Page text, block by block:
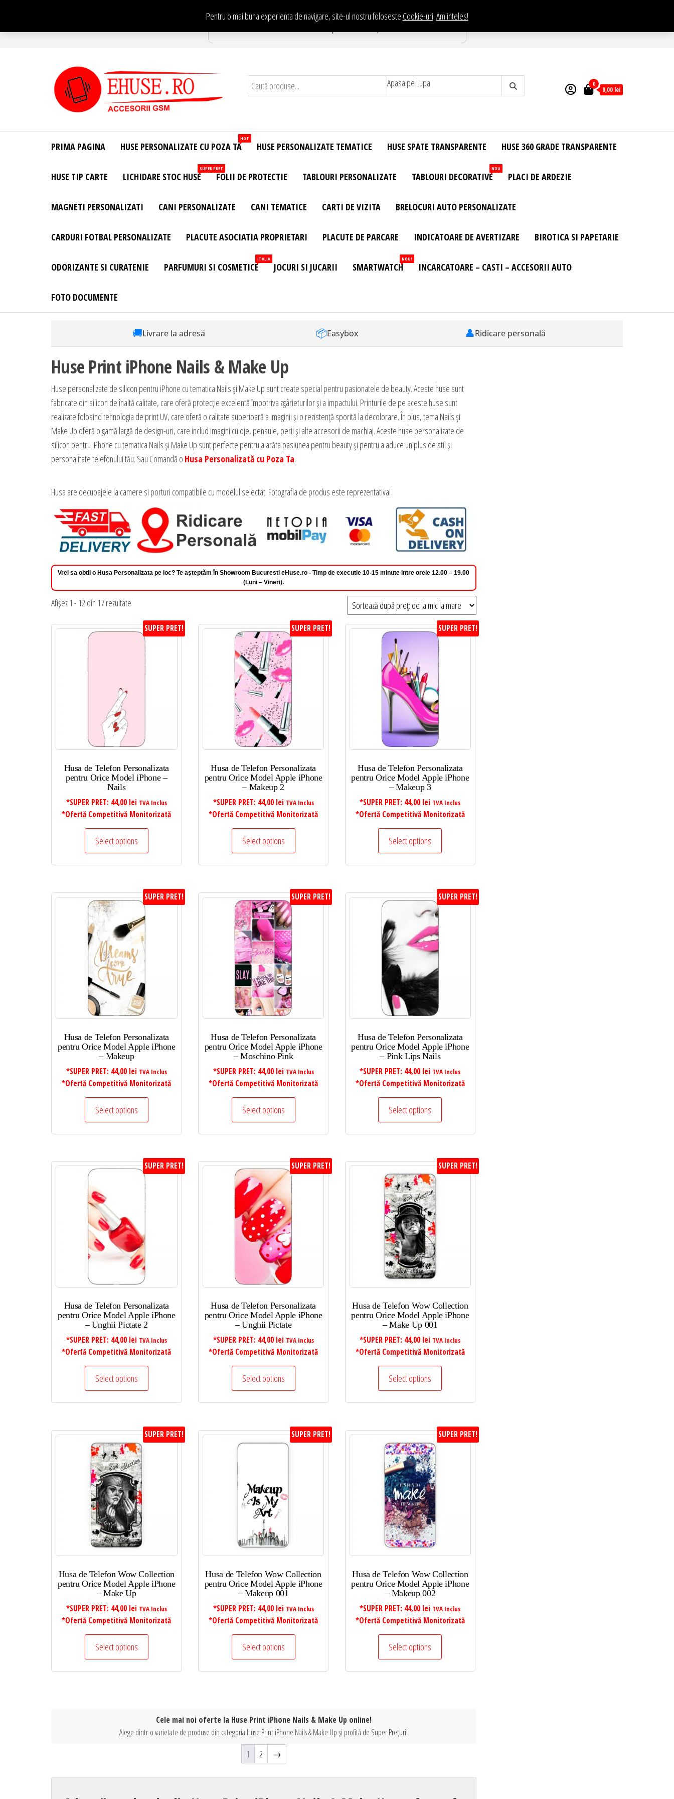
conținut
Pentru o mai buna experienta de navigare, site-ul nostru foloseste Cookie-uri.Am inteles!
Te asteptam in Showroom eHuse.ro
Site Oficial .
Huse
Personalizate
Huse
Personalizate
Telefon –
– Accesorii
Apasa pe Lupa 0
0,00 lei
PRIMA PAGINA HUSE PERSONALIZATE CU POZA TA
HOT
HUSE PERSONALIZATE TEMATICE HUSE SPATE TRANSPARENTE HUSE 360 GRADE TRANSPARENTE
HUSE TIP CARTE LICHIDARE STOC HUSE
SUPER PRET
FOLII DE PROTECTIE TABLOURI PERSONALIZATE TABLOURI DECORATIVE
NOU
PLACI DE ARDEZIE
MAGNETI PERSONALIZATI CANI PERSONALIZATE CANI TEMATICE CARTI DE VIZITA BRELOCURI AUTO PERSONALIZATE
CARDURI FOTBAL PERSONALIZATE PLACUTE ASOCIATIA PROPRIETARI PLACUTE DE PARCARE INDICATOARE DE AVERTIZARE BIROTICA SI PAPETARIE
ODORIZANTE SI CURATENIE PARFUMURI SI COSMETICE
ITALIA
JOCURI SI JUCARII SMARTWATCH
NOU!
INCARCATOARE – CASTI – ACCESORII AUTO
FOTO DOCUMENTE
🚚Livrare la adresă 📦Easybox 👤Ridicare personală
Huse Print iPhone Nails & Make Up
Huse personalizate de silicon pentru iPhone cu tematica Nails și Make Up sunt create special pentru pasionatele de beauty. Aceste huse sunt
fabricate din silicon de înaltă calitate, care oferă protecție excelentă împotriva zgârieturilor și a impactului. Printurile de pe aceste huse sunt
realizate folosind tehnologia de print UV, care oferă o calitate superioară a imaginii și o rezistență sporită la decolorare. În plus, tema Nails și
Make Up oferă o gamă largă de design-uri, care includ imagini cu oje, pensule, perii și alte accesorii de machiaj. Aceste huse personalizate de
silicon pentru iPhone cu tematica Nails și Make Up sunt perfecte pentru a arăta pasiunea pentru beauty și pentru a aduce un plus de stil și
personalitate telefonului tău. Sau Comandă o Husa Personalizată cu Poza Ta.
Husa are decupajele la camere si porturi compatibile cu modelul selectat. Fotografia de produs este reprezentativa!
Vrei sa obtii o Husa Personalizata pe loc? Te așteptăm în Showroom Bucuresti eHuse.ro - Timp de executie 10-15 minute intre orele 12.00 – 19.00
(Luni – Vineri).
Afișez 1 - 12 din 17 rezultate
preț:SUPER PRET!
Husa de Telefon Personalizata
pentru Orice Model iPhone –
Nails
*SUPER PRET: 44,00 lei TVA Inclus
*Ofertă Competitivă Monitorizată
Select options
SUPER PRET!
Husa de Telefon Personalizata
pentru Orice Model Apple iPhone
– Makeup 2
*SUPER PRET: 44,00 lei TVA Inclus
*Ofertă Competitivă Monitorizată
Select options
SUPER PRET!
Husa de Telefon Personalizata
pentru Orice Model Apple iPhone
– Makeup 3
*SUPER PRET: 44,00 lei TVA Inclus
*Ofertă Competitivă Monitorizată
Select options
SUPER PRET!
Husa de Telefon Personalizata
pentru Orice Model Apple iPhone
– Makeup
*SUPER PRET: 44,00 lei TVA Inclus
*Ofertă Competitivă Monitorizată
Select options
SUPER PRET!
Husa de Telefon Personalizata
pentru Orice Model Apple iPhone
– Moschino Pink
*SUPER PRET: 44,00 lei TVA Inclus
*Ofertă Competitivă Monitorizată
Select options
SUPER PRET!
Husa de Telefon Personalizata
pentru Orice Model Apple iPhone
– Pink Lips Nails
*SUPER PRET: 44,00 lei TVA Inclus
*Ofertă Competitivă Monitorizată
Select options
SUPER PRET!
Husa de Telefon Personalizata
pentru Orice Model Apple iPhone
– Unghii Pictate 2
*SUPER PRET: 44,00 lei TVA Inclus
*Ofertă Competitivă Monitorizată
Select options
SUPER PRET!
Husa de Telefon Personalizata
pentru Orice Model Apple iPhone
– Unghii Pictate
*SUPER PRET: 44,00 lei TVA Inclus
*Ofertă Competitivă Monitorizată
Select options
SUPER PRET!
Husa de Telefon Wow Collection
pentru Orice Model Apple iPhone
– Make Up 001
*SUPER PRET: 44,00 lei TVA Inclus
*Ofertă Competitivă Monitorizată
Select options
SUPER PRET!
Husa de Telefon Wow Collection
pentru Orice Model Apple iPhone
– Make Up
*SUPER PRET: 44,00 lei TVA Inclus
*Ofertă Competitivă Monitorizată
Select options
SUPER PRET!
Husa de Telefon Wow Collection
pentru Orice Model Apple iPhone
– Makeup 001
*SUPER PRET: 44,00 lei TVA Inclus
*Ofertă Competitivă Monitorizată
Select options
SUPER PRET!
Husa de Telefon Wow Collection
pentru Orice Model Apple iPhone
– Makeup 002
*SUPER PRET: 44,00 lei TVA Inclus
*Ofertă Competitivă Monitorizată
Select options
Cele mai noi oferte la Huse Print iPhone Nails & Make Up online!
Alege dintr-o varietate de produse din categoria Huse Print iPhone Nails & Make Up și profită de Super Prețuri!
1 2 →